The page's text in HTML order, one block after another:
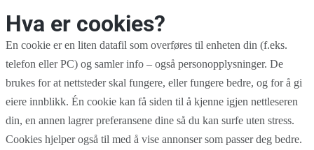
Hva er cookies?
En cookie er en liten datafil som overføres til enheten din (f.eks.
telefon eller PC) og samler info – også personopplysninger. De
brukes for at nettsteder skal fungere, eller fungere bedre, og for å gi
eiere innblikk. Én cookie kan få siden til å kjenne igjen nettleseren
din, en annen lagrer preferansene dine så du kan surfe uten stress.
Cookies hjelper også til med å vise annonser som passer deg bedre.